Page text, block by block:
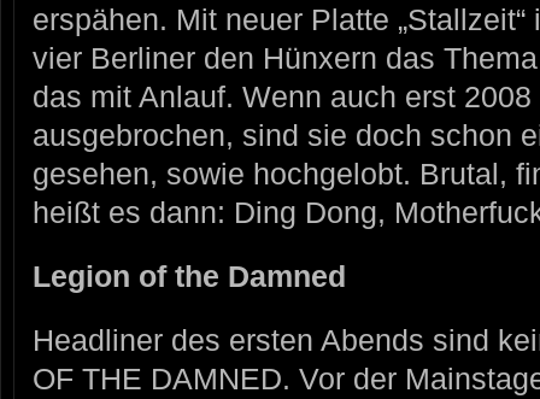
erspähen. Mit neuer Platte
vier Berliner den Hünxern das
das mit Anlauf. Wenn auch erst
ausgebrochen, sind sie doch schon
gesehen, sowie hochgelobt. Brutal,
heißt es dann: Ding Dong,
Legion of the Damned
Headliner des ersten Abends sind
OF THE DAMNED. Vor der